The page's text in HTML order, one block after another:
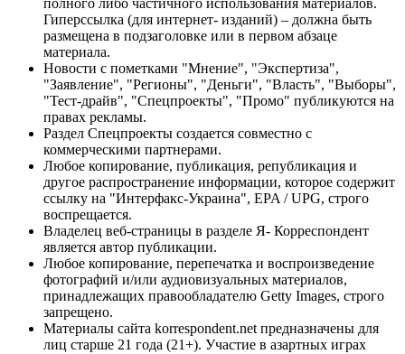
Гиперссылка (для интернет- изданий) – должна быть
размещена в подзаголовке или в первом абзаце
материала.
Новости с пометками "Мнение", "Экспертиза",
"Заявление", "Регионы", "Деньги", "Власть", "Выборы",
"Тест-драйв", "Спецпроекты", "Промо" публикуются на
правах рекламы.
Раздел Спецпроекты создается совместно с
коммерческими партнерами.
Любое копирование, публикация, републикация и
другое распространение информации, которое содержит
ссылку на "Интерфакс-Украина", EPA / UPG, строго
воспрещается.
Владелец веб-страницы в разделе Я- Корреспондент
является автор публикации.
Любое копирование, перепечатка и воспроизведение
фотографий и/или аудиовизуальных материалов,
принадлежащих правообладателю Getty Images, строго
запрещено.
Материалы сайта korrespondent.net предназначены для
лиц старше 21 года (21+). Участие в азартных играх